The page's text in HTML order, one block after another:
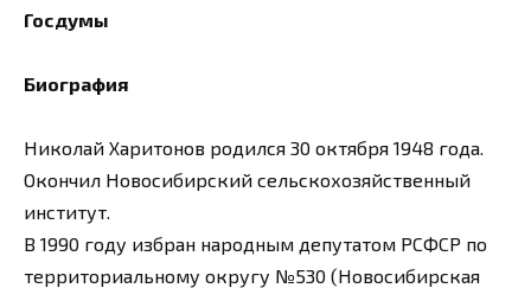
Госдумы
Биография
Николай Харитонов родился 30 октября 1948 года.
Окончил Новосибирский сельскохозяйственный
институт.
В 1990 году избран народным депутатом РСФСР по
территориальному округу №530 (Новосибирская